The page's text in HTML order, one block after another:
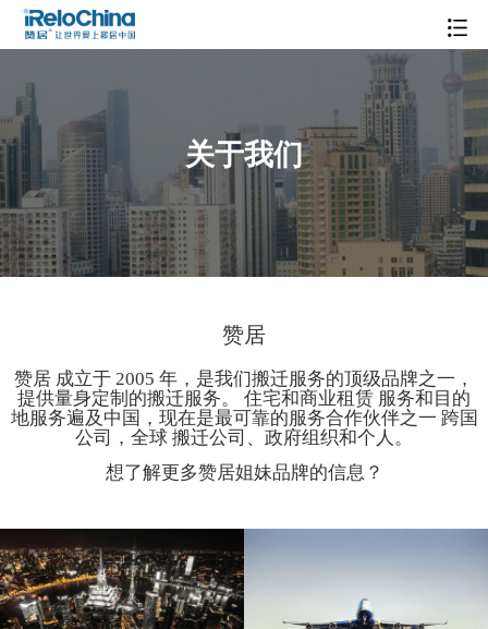
关于我们
赞居
赞居 成立于 2005 年，是我们搬迁服务的顶级品牌之一，
提供量身定制的搬迁服务。 住宅和商业租赁 服务和目的
地服务遍及中国，现在是最可靠的服务合作伙伴之一 跨国
公司，全球 搬迁公司、政府组织和个人。
想了解更多赞居姐妹品牌的信息？